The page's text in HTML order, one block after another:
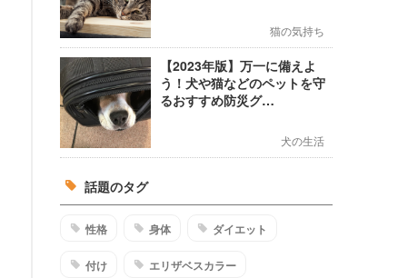
猫の気持ち
【2023年版】万一に備えよ
う！犬や猫などのペットを守
るおすすめ防災グ…
犬の生活
話題のタグ
性格 身体 ダイエット
付け エリザベスカラー